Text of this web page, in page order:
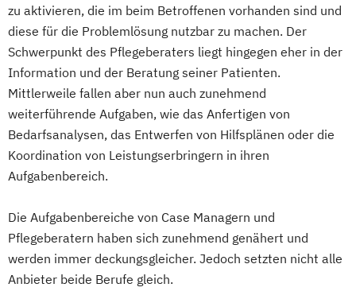
zu aktivieren, die im beim Betroffenen vorhanden sind und
diese für die Problemlösung nutzbar zu machen. Der
Schwerpunkt des Pflegeberaters liegt hingegen eher in der
Information und der Beratung seiner Patienten.
Mittlerweile fallen aber nun auch zunehmend
weiterführende Aufgaben, wie das Anfertigen von
Bedarfsanalysen, das Entwerfen von Hilfsplänen oder die
Koordination von Leistungserbringern in ihren
Aufgabenbereich.
Die Aufgabenbereiche von Case Managern und
Pflegeberatern haben sich zunehmend genähert und
werden immer deckungsgleicher. Jedoch setzten nicht alle
Anbieter beide Berufe gleich.